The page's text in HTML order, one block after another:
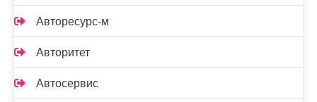
Авторесурс-м
Авторитет
Автосервис